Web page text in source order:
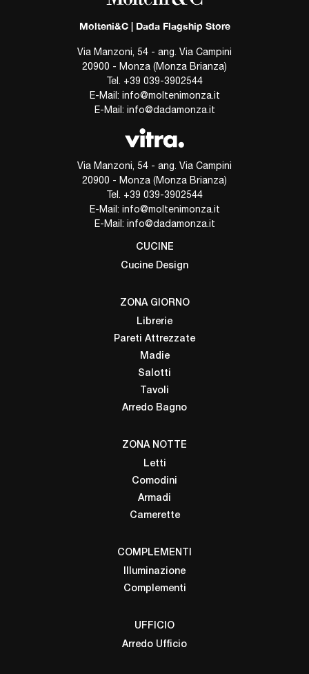
Molteni&C | Dada Flagship Store
Via Manzoni, 54 - ang. Via Campini
20900 - Monza (Monza Brianza)
Tel. +39 039-3902544
E-Mail: info@moltenimonza.it
E-Mail: info@dadamonza.it
Via Manzoni, 54 - ang. Via Campini
20900 - Monza (Monza Brianza)
Tel. +39 039-3902544
E-Mail: info@moltenimonza.it
E-Mail: info@dadamonza.it
CUCINE
Cucine Design
ZONA GIORNO
Librerie
Pareti Attrezzate
Madie
Salotti
Tavoli
Arredo Bagno
ZONA NOTTE
Letti
Comodini
Armadi
Camerette
COMPLEMENTI
Illuminazione
Complementi
UFFICIO
Arredo Ufficio